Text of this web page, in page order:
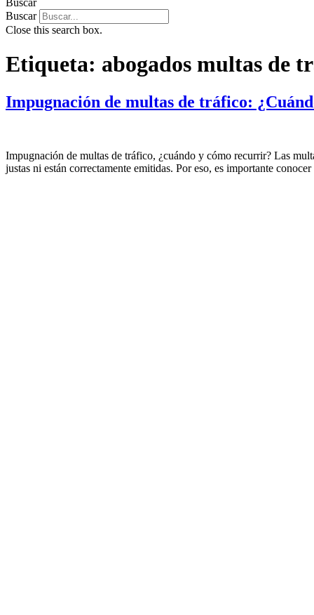
Buscar
Buscar
Close this search box.
Etiqueta: abogados multas de
Impugnación de multas de tráfico:
Impugnación de multas de tráfico, ¿cuándo y cómo recurrir? Las
justas ni están correctamente emitidas. Por eso, es importante